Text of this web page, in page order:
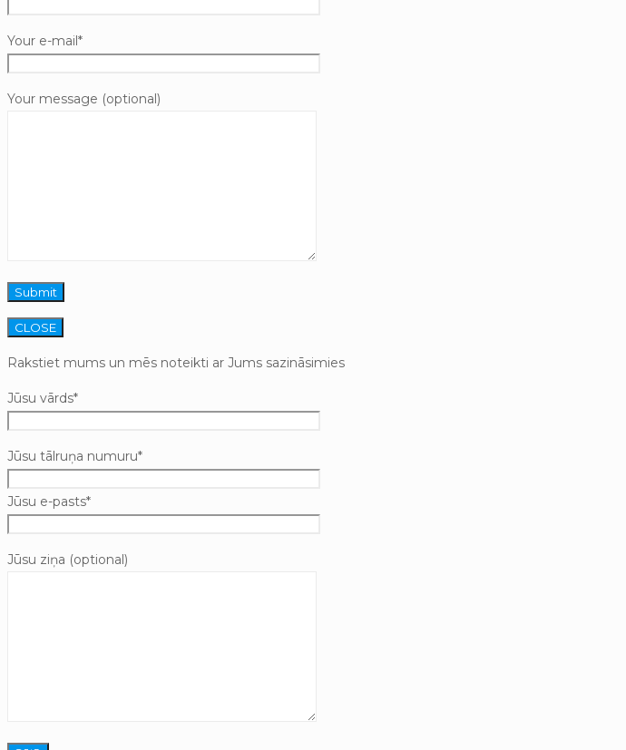
Your e-mail*
Your message (optional)
CLOSE
Rakstiet mums un mēs noteikti ar Jums sazināsimies
Jūsu vārds*
Jūsu tālruņa numuru*
Jūsu e-pasts*
Jūsu ziņa (optional)